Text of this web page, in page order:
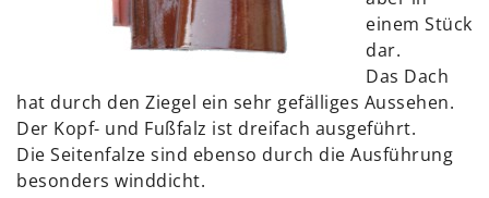
einem Stück
dar.
Das Dach
hat durch den Ziegel ein sehr gefälliges Aussehen.
Der Kopf- und Fußfalz ist dreifach ausgeführt.
Die Seitenfalze sind ebenso durch die Ausführung
besonders winddicht.